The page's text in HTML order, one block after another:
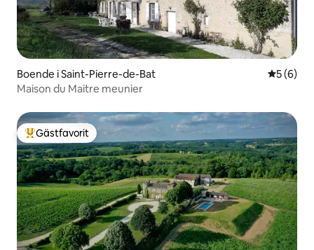
Boende i Saint-Pierre-de-Bat 5 av 5 i
5 (6)
Maison du Maitre meunier
Populär gästfavorit
Gästfavorit